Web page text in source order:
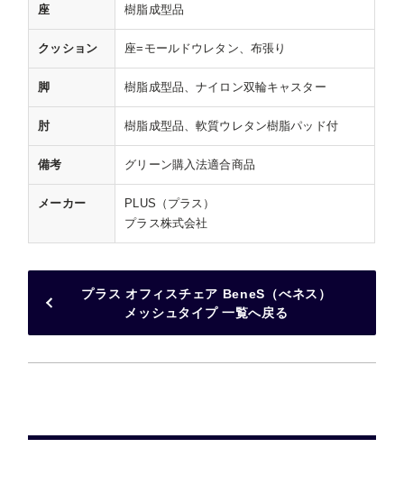
座 樹脂成型品
クッション 座=モールドウレタン、布張り
脚 樹脂成型品、ナイロン双輪キャスター
肘 樹脂成型品、軟質ウレタン樹脂パッド付
備考 グリーン購入法適合商品
メーカー
PLUS（プラス）
プラス株式会社
プラス オフィスチェア BeneS（べネス）
メッシュタイプ 一覧へ戻る